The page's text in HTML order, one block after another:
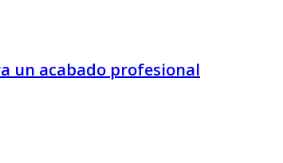
un acabado profesional